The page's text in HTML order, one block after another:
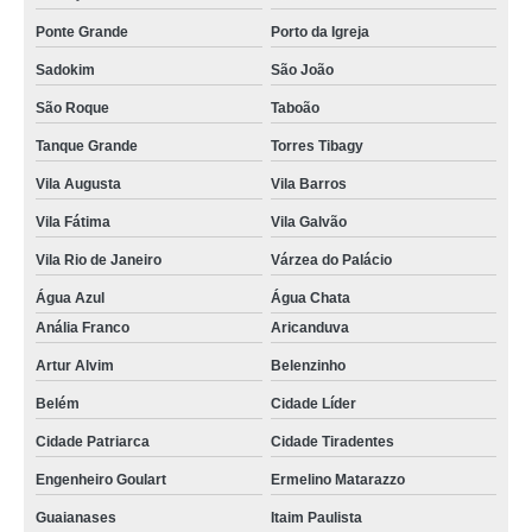
tomografia da face Nossa Senhora do Ó
tomografia dos rins Sapopemba
clínica para tomografia abdome e pelve com contraste Gopoúva
clínica para tomografia com sedação cerebral Itapark
preço de tomografia de abdôme Jardim Araguaia
tomografia axial Paraventi
tomografia axial em sp Limão
clínica para tomografia da coluna lombar Mandaqui
tomografias abdome e pelve Jardim Guarapiranga
preço de tomografia de abdôme Cidade Líder
Ponte Grande Porto da Igreja
Sadokim São João
São Roque Taboão
Tanque Grande Torres Tibagy
Vila Augusta Vila Barros
Vila Fátima Vila Galvão
Vila Rio de Janeiro Várzea do Palácio
Água Azul
Água Chata
Anália Franco
Aricanduva
Artur Alvim Belenzinho
Belém Cidade Líder
Cidade Patriarca Cidade Tiradentes
Engenheiro Goulart Ermelino Matarazzo
Guaianases Itaim Paulista